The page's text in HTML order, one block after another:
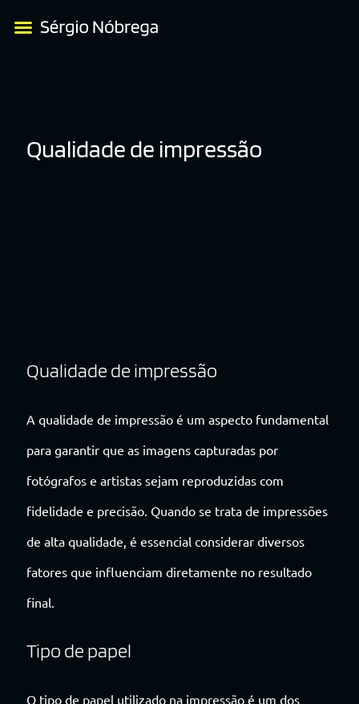
Qualidade de impressão
Qualidade de impressão
A qualidade de impressão é um aspecto fundamental
para garantir que as imagens capturadas por
fotógrafos e artistas sejam reproduzidas com
fidelidade e precisão. Quando se trata de impressões
de alta qualidade, é essencial considerar diversos
fatores que influenciam diretamente no resultado
final.
Tipo de papel
O tipo de papel utilizado na impressão é um dos